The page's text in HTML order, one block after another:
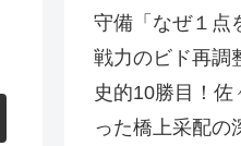
守備「なぜ１点
戦力のビド再調
史的10勝目！
った橋上采配の